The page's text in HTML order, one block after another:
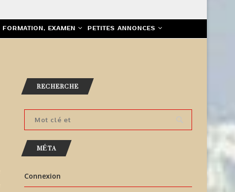
FORMATION, EXAMEN PETITES ANNONCES
RECHERCHE
MÉTA
Connexion